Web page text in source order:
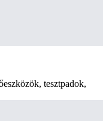
tesztpadok,